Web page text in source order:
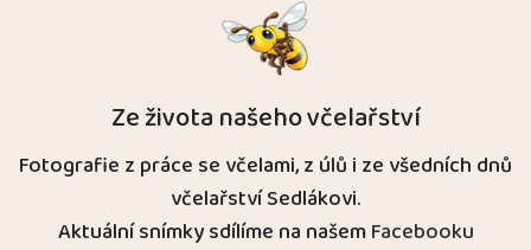
Ze života našeho včelařství
Fotografie z práce se včelami, z úlů i ze všedních dnů
včelařství Sedlákovi.
Aktuální snímky sdílíme na našemFacebooku